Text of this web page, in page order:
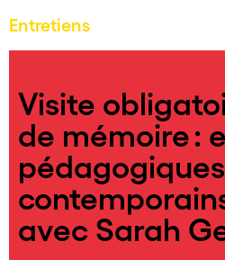
Entretiens
Visite
de mémoire :
pédagogiques
avec Sarah